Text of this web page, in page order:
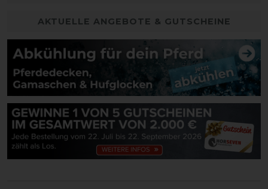
AKTUELLE ANGEBOTE & GUTSCHEINE